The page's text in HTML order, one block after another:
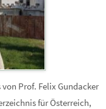
Prof. Felix Gundacker
für Österreich,